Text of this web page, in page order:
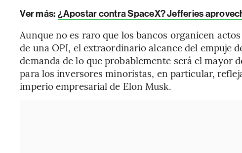
Ver más: ¿Apostar contra SpaceX? Jefferies
Aunque no es raro que los bancos organicen
de una OPI, el extraordinario alcance del empuje
demanda de lo que probablemente será el mayor
para los inversores minoristas, en particular,
imperio empresarial de Elon Musk.